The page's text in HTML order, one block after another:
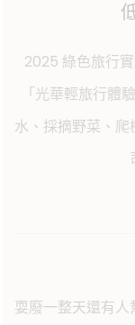
2025 綠色旅行
「光華輕旅行體
水、採摘野菜、
耍廢一整天還有